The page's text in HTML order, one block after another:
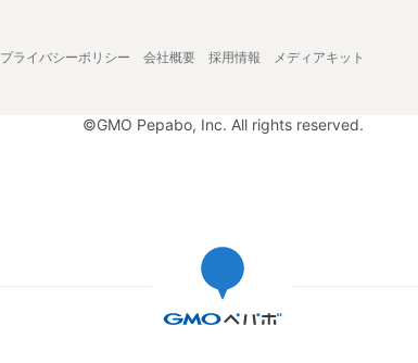
プライバシーポリシー 会社概要 採用情報 メディアキット
©GMO Pepabo, Inc. All rights reserved.